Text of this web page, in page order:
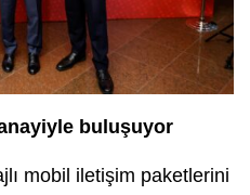
buluşuyor
mobil iletişim paketlerini